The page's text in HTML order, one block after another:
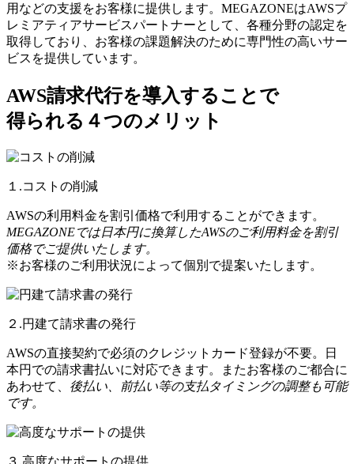
用などの支援をお客様に提供します。MEGAZONEはAWSプ
レミアティアサービスパートナーとして、各種分野の認定を
取得しており、お客様の課題解決のために専門性の高いサー
ビスを提供しています。
AWS請求代行を導入することで
得られる４つのメリット
１.コストの削減
AWSの利用料金を割引価格で利用することができます。
MEGAZONEでは日本円に換算したAWSのご利用料金を割引
価格でご提供いたします。
※お客様のご利用状況によって個別で提案いたします。
２.円建て請求書の発行
AWSの直接契約で必須のクレジットカード登録が不要。日
本円での請求書払いに対応できます。またお客様のご都合に
あわせて、 後払い、前払い等の支払タイミングの調整も可能
です。